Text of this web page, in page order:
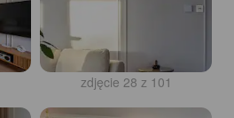
zdjęcie 28 z 101